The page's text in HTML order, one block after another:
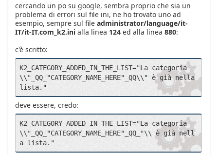
cercando un po su google, sembra proprio che sia un
problema di errori sul file ini, ne ho trovato uno ad
esempio, sempre sul file administrator/language/it-
IT/it-IT.com_k2.ini alla linea 124 ed alla linea 880:
c'è scritto:
K2_CATEGORY_ADDED_IN_THE_LIST="La categoria
\\"_QQ_"CATEGORY_NAME_HERE"_QQ\\" è già nella
lista."
deve essere, credo:
K2_CATEGORY_ADDED_IN_THE_LIST="La categoria
\\"_QQ_"CATEGORY_NAME_HERE"_QQ_"\\ è già nell
a lista."